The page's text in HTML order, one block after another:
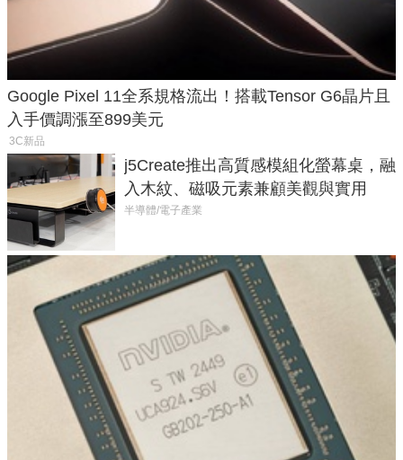
Google Pixel 11全系規格流出！搭載Tensor G6晶片且
入手價調漲至899美元
3C新品
j5Create推出高質感模組化螢幕桌，融
入木紋、磁吸元素兼顧美觀與實用
半導體/電子產業